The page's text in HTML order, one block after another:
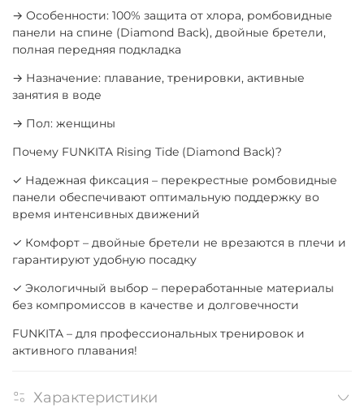
→ Особенности: 100% защита от хлора, ромбовидные
панели на спине (Diamond Back), двойные бретели,
полная передняя подкладка
→ Назначение: плавание, тренировки, активные
занятия в воде
→ Пол: женщины
Почему FUNKITA Rising Tide (Diamond Back)?
✓ Надежная фиксация – перекрестные ромбовидные
панели обеспечивают оптимальную поддержку во
время интенсивных движений
✓ Комфорт – двойные бретели не врезаются в плечи и
гарантируют удобную посадку
✓ Экологичный выбор – переработанные материалы
без компромиссов в качестве и долговечности
FUNKITA – для профессиональных тренировок и
активного плавания!
Характеристики